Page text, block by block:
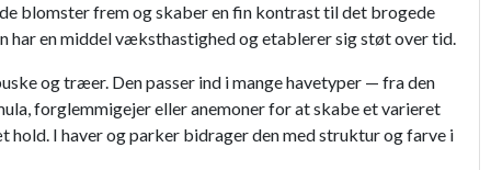
blomster frem og skaber en fin kontrast til det brogede
har en middel væksthastighed og etablerer sig støt over tid.
og træer. Den passer ind i mange havetyper — fra den
forglemmigejer eller anemoner for at skabe et varieret
hold. I haver og parker bidrager den med struktur og farve i